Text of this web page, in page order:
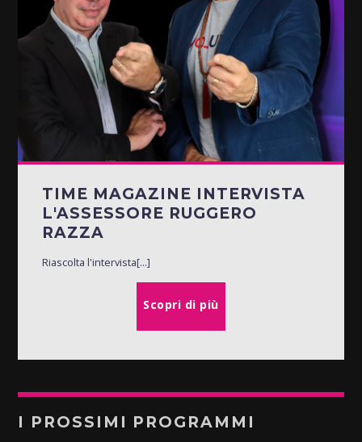
TIME MAGAZINE INTERVISTA
L'ASSESSORE RUGGERO
RAZZA
Riascolta l'intervista[...]
Scopri di più
I PROSSIMI PROGRAMMI